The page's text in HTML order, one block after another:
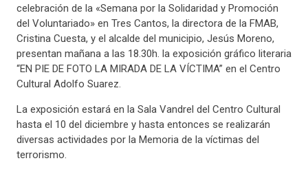
celebración de la «Semana por la Solidaridad y Promoción
del Voluntariado» en Tres Cantos, la directora de la FMAB,
Cristina Cuesta, y el alcalde del municipio, Jesús Moreno,
presentan mañana a las 18.30h. la exposición gráfico literaria
“EN PIE DE FOTO LA MIRADA DE LA VÍCTIMA” en el Centro
Cultural Adolfo Suarez.
La exposición estará en la Sala Vandrel del Centro Cultural
hasta el 10 del diciembre y hasta entonces se realizarán
diversas actividades por la Memoria de la víctimas del
terrorismo.